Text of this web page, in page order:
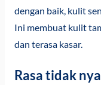
dengan baik, kulit
Ini membuat kulit
dan terasa kasar.
Rasa tidak